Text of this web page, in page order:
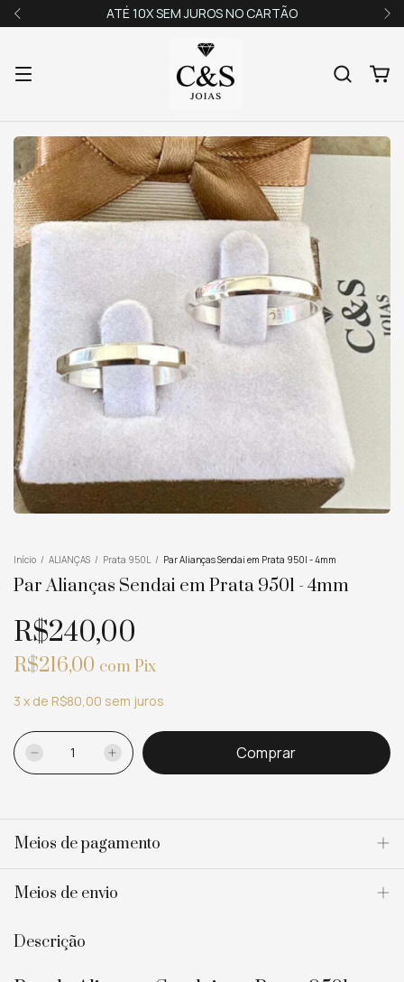
ATÉ 10X SEM JUROS NO CARTÃO
Início / ALIANÇAS / Prata 950L / Par Alianças Sendai em Prata 950l - 4mm
Par Alianças Sendai em Prata 950l - 4mm
R$240,00
R$216,00 com Pix
3 x de R$80,00 sem juros
Meios de pagamento
Meios de envio
Descrição